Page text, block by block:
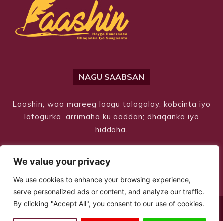
We value your privacy
We use cookies to enhance your browsing experience,
serve personalized ads or content, and analyze our traffic.
By clicking "Accept All", you consent to our use of cookies.
NAGU SAABSAN
Laashin, waa mareeg loogu talogalay, kobcinta iyo
lafogurka, arrimaha ku aaddan; dhaqanka iyo
hiddaha.
© Copyright 2026 – Laashin. All Rights Reserved